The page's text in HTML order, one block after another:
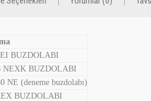
BUZDOLABI
NEXK BUZDOLABI
NE (deneme buzdolabı)
BUZDOLABI